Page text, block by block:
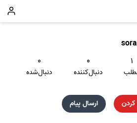
۱
۰
دنبال‌کننده
۰
دنبال‌شده
کردن ارسال پیام